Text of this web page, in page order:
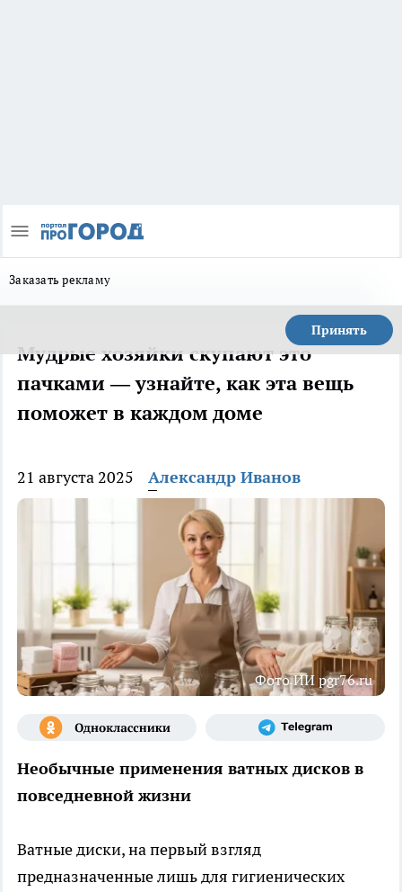
Заказать рекламу
Принять
Мудрые хозяйки скупают это
пачками — узнайте, как эта вещь
поможет в каждом доме
21 августа 2025 Александр Иванов
Фото ИИ pgr76.ru
Необычные применения ватных дисков в
повседневной жизни
Ватные диски, на первый взгляд
предназначенные лишь для гигиенических